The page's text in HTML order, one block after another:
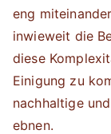
eng
inwieweit die
diese
Einigung zu
nachhaltige
ebnen.